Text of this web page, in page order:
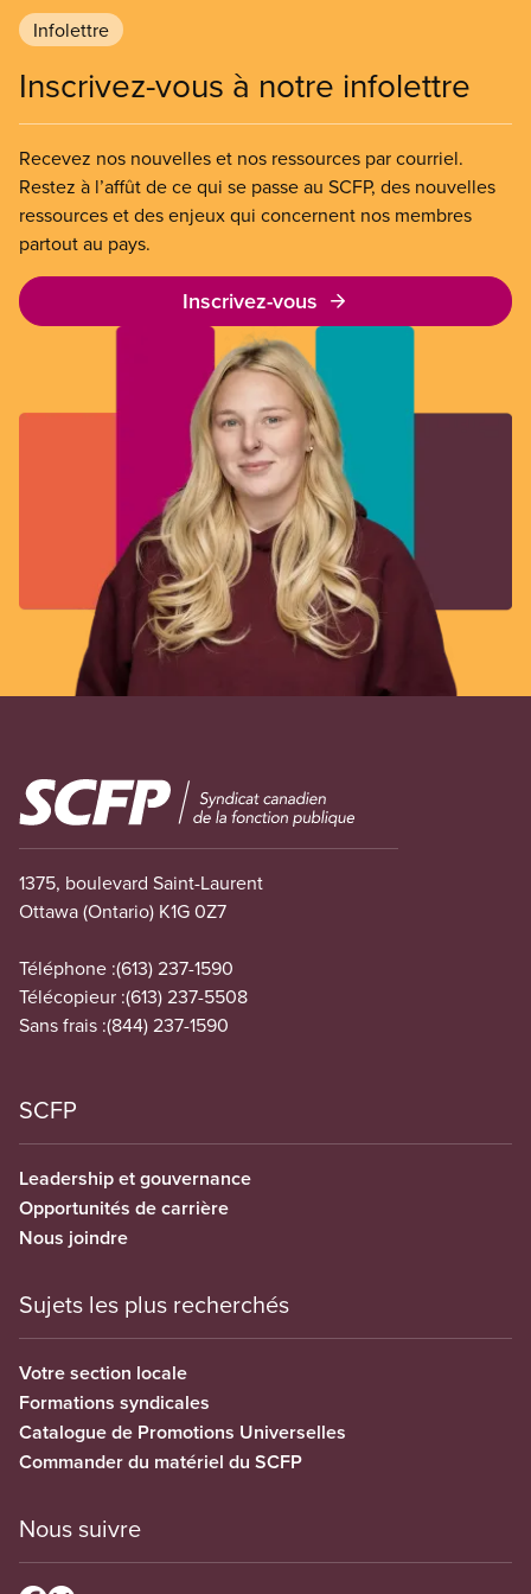
Infolettre
Inscrivez-vous à notre infolettre
Recevez nos nouvelles et nos ressources par courriel.
Restez à l’affût de ce qui se passe au SCFP, des nouvelles
ressources et des enjeux qui concernent nos membres
partout au pays.
Inscrivez-vous
Image
1375, boulevard Saint-Laurent
Ottawa (Ontario) K1G 0Z7
Téléphone :(613) 237-1590
Télécopieur :(613) 237-5508
Sans frais :(844) 237-1590
SCFP
Leadership et gouvernance
Opportunités de carrière
Nous joindre
Sujets les plus recherchés
Votre section locale
Formations syndicales
Catalogue de Promotions Universelles
Commander du matériel du SCFP
Nous suivre